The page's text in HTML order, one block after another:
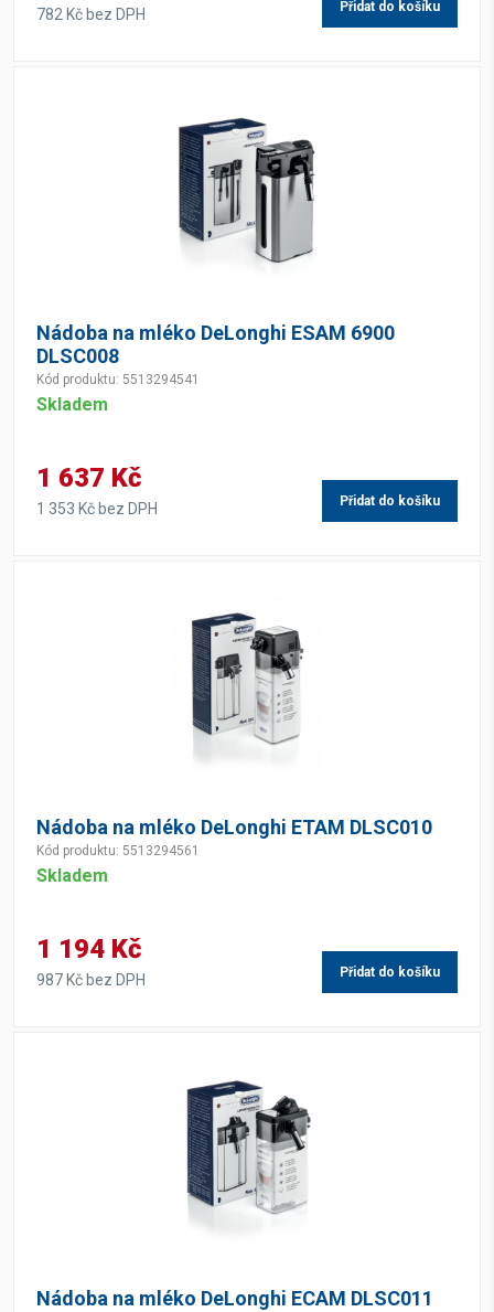
782 Kč bez DPH Přidat do košíku
Nádoba na mléko DeLonghi ESAM 6900
DLSC008
Kód produktu: 5513294541
Skladem
1 637 Kč
1 353 Kč bez DPH Přidat do košíku
Nádoba na mléko DeLonghi ETAM DLSC010
Kód produktu: 5513294561
Skladem
1 194 Kč
987 Kč bez DPH Přidat do košíku
Nádoba na mléko DeLonghi ECAM DLSC011